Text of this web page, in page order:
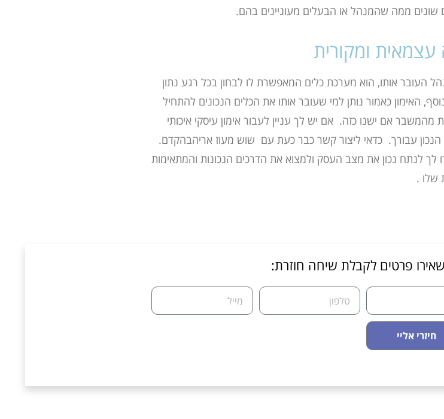
שונים ממה שהמנהל או הבעלים מעוניינים בהם.
עצמאית ומקורית
העובר אותו, הוא מערכת כלים המאפשרת לו לבחון בכל רגע נתון
האימון כאמור נותן למי שעובר אותו את הכלים הנכונים להתחיל
אם ישנו כזה. אם יש לך עניין לעבור אימון עיסקי איכותי
עבורך. כדאי ליצור קשר כבר כעת עם שוש מעוז אריהבהקדם.
לנתח נכון את מצב העסק ולמצוא את הדרכים הנכונות והמתאימות
שלו .
פרטים לקבלת שיחה חוזרת:
חיזרי אליי